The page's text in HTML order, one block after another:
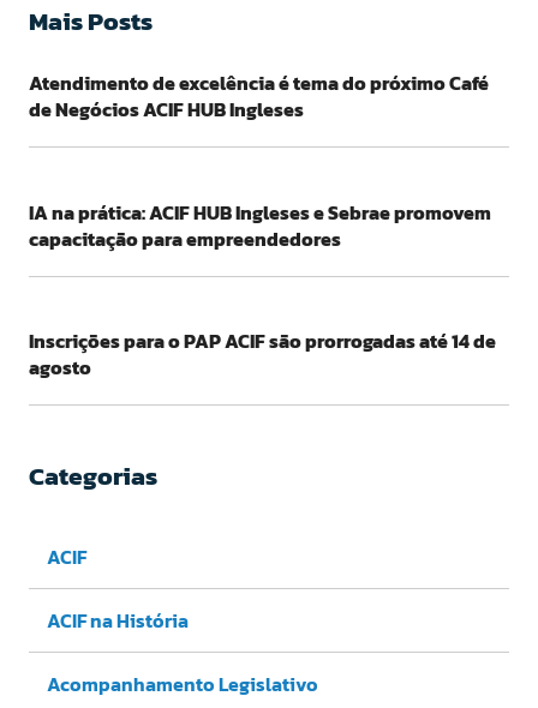
Mais Posts
Atendimento de excelência é tema do próximo Café
de Negócios ACIF HUB Ingleses
IA na prática: ACIF HUB Ingleses e Sebrae promovem
capacitação para empreendedores
Inscrições para o PAP ACIF são prorrogadas até 14 de
agosto
Categorias
ACIF
ACIF na História
Acompanhamento Legislativo